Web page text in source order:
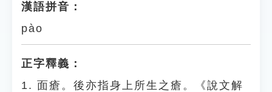
漢語拼音：
pào
正字釋義：
1. 面瘡。後亦指身上所生之瘡。《說文解